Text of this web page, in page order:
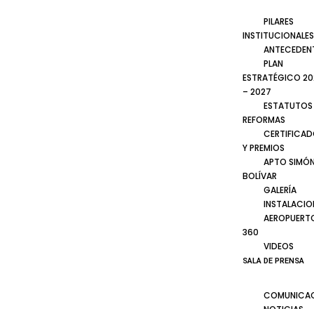
PILARES
INSTITUCIONALES
PLAN
ESTRATÉGICO
– 2027
ESTATUTOS
REFORMAS
Y PREMIOS
APTO
BOLÍVAR
GALERÍA
360
VIDEOS
SALA DE PRENSA